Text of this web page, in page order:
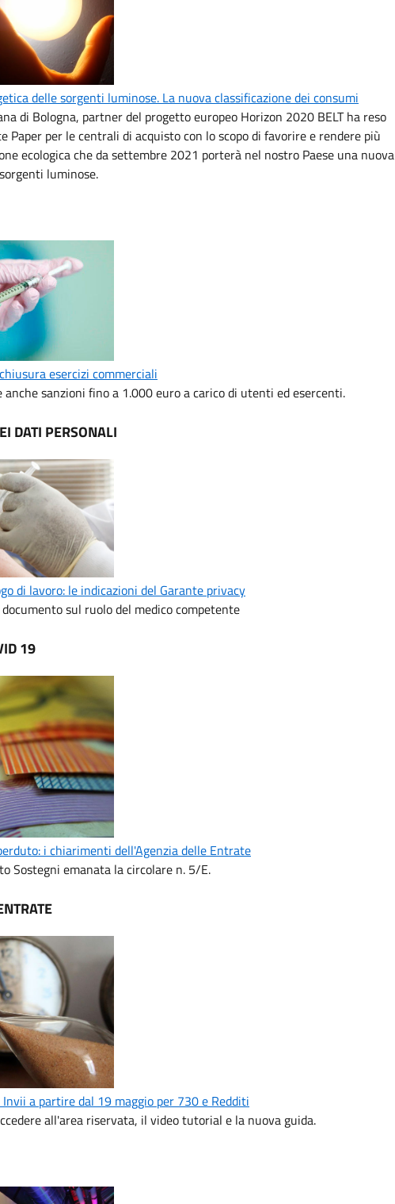
delle sorgenti luminose. La nuova classificazione dei consumi
di Bologna, partner del progetto europeo Horizon 2020 BELT ha reso
Paper per le centrali di acquisto con lo scopo di favorire e rendere più
ecologica che da settembre 2021 porterà nel nostro Paese una nuova
luminose.
esercizi commerciali
anche sanzioni fino a 1.000 euro a carico di utenti ed esercenti.
DATI PERSONALI
di lavoro: le indicazioni del Garante privacy
sul ruolo del medico competente
19
i chiarimenti dell'Agenzia delle Entrate
Sostegni emanata la circolare n. 5/E.
a partire dal 19 maggio per 730 e Redditi
all'area riservata, il video tutorial e la nuova guida.